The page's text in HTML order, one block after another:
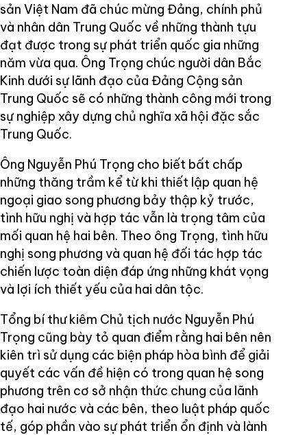
sản Việt Nam đã chúc mừng Đảng, chính phủ
và nhân dân Trung Quốc về những thành tựu
đạt được trong sự phát triển quốc gia những
năm vừa qua. Ông Trọng chúc người dân Bắc
Kinh dưới sự lãnh đạo của Đảng Cộng sản
Trung Quốc sẽ có những thành công mới trong
sự nghiệp xây dựng chủ nghĩa xã hội đặc sắc
Trung Quốc.
Ông Nguyễn Phú Trọng cho biết bất chấp
những thăng trầm kể từ khi thiết lập quan hệ
ngoại giao song phương bảy thập kỷ trước,
tình hữu nghị và hợp tác vẫn là trọng tâm của
mối quan hệ hai bên. Theo ông Trọng, tình hữu
nghị song phương và quan hệ đối tác hợp tác
chiến lược toàn diện đáp ứng những khát vọng
và lợi ích thiết yếu của hai dân tộc.
Tổng bí thư kiêm Chủ tịch nước Nguyễn Phú
Trọng cũng bày tỏ quan điểm rằng hai bên nên
kiên trì sử dụng các biện pháp hòa bình để giải
quyết các vấn đề hiện có trong quan hệ song
phương trên cơ sở nhận thức chung của lãnh
đạo hai nước và các bên, theo luật pháp quốc
tế, góp phần vào sự phát triển ổn định và lành